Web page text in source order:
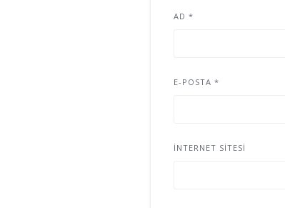
AD *
E-POSTA *
İNTERNET SITESI